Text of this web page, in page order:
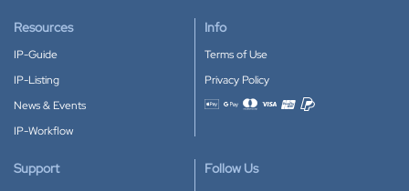
Resources
IP-Guide
IP-Listing
News & Events
IP-Workflow
Info
Terms of Use
Privacy Policy
Accepted payment methods
Support Follow Us